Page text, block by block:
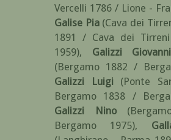
Vercelli 1786 / Lione -
Galise Pia (Cava dei
1891 / Cava dei
1959), Galizzi
(Bergamo 1882 /
Galizzi Luigi
(Ponte
Bergamo 1838 /
Galizzi Nino
Bergamo 1975),